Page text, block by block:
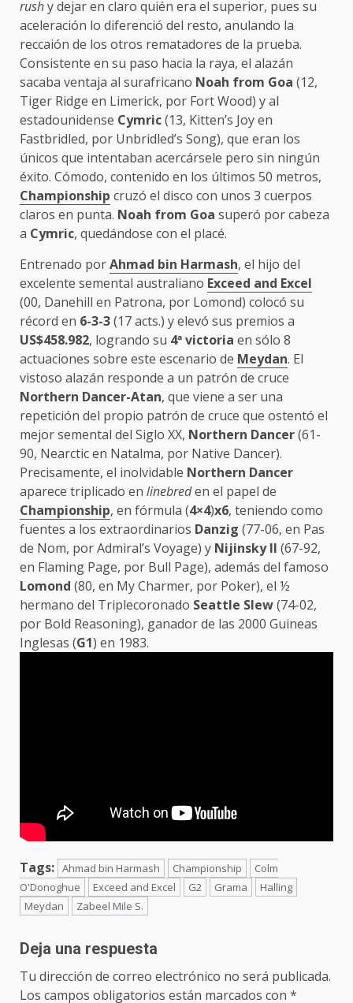
rushy dejar en claro quién era el superior, pues su
aceleración lo diferenció del resto, anulando la
reccaión de los otros rematadores de la prueba.
Consistente en su paso hacia la raya, el alazán
sacaba ventaja al surafricano Noah from Goa (12,
Tiger Ridge en Limerick, por Fort Wood) y al
estadounidense Cymric(13, Kitten’s Joy en
Fastbridled, por Unbridled’s Song), que eran los
únicos que intentaban acercársele pero sin ningún
éxito. Cómodo, contenido en los últimos 50 metros,
Championship cruzó el disco con unos 3 cuerpos
claros en punta. Noah from Goa superó por cabeza
a Cymric, quedándose con el placé.
Entrenado porAhmad bin Harmash, el hijo del
excelente semental australiano Exceed and Excel
(00, Danehill en Patrona, por Lomond) colocó su
récord en 6-3-3(17 acts.) y elevó sus premios a
US$458.982, logrando su 4ª victoria en sólo 8
actuaciones sobre este escenario de Meydan. El
vistoso alazán responde a un patrón de cruce
Northern Dancer-Atan, que viene a ser una
repetición del propio patrón de cruce que ostentó el
mejor semental del Siglo XX, Northern Dancer(61-
90, Nearctic en Natalma, por Native Dancer).
Precisamente, el inolvidable Northern Dancer
aparece triplicado en linebreden el papel de
Championship, en fórmula (4×4)x6, teniendo como
fuentes a los extraordinarios Danzig (77-06, en Pas
de Nom, por Admiral’s Voyage) y Nijinsky II (67-92,
en Flaming Page, por Bull Page), además del famoso
Lomond (80, en My Charmer, por Poker), el ½
hermano del Triplecoronado Seattle Slew(74-02,
por Bold Reasoning), ganador de las 2000 Guineas
Inglesas (G1) en 1983.
Tags: Ahmad bin Harmash Championship
Colm
O'Donoghue
Exceed and Excel G2 Grama
Halling
Meydan
Zabeel Mile S.
Deja una respuesta
Tu dirección de correo electrónico no será publicada.
Los campos obligatorios están marcados con *